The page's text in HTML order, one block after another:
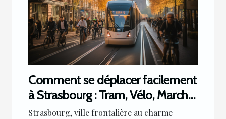
Comment se déplacer facilement
à Strasbourg : Tram, Vélo, Marche
?
Strasbourg, ville frontalière au charme